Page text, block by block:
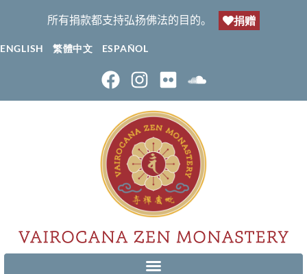
所有捐款都支持弘扬佛法的目的。 捐赠
ENGLISH 繁體中文 ESPAÑOL